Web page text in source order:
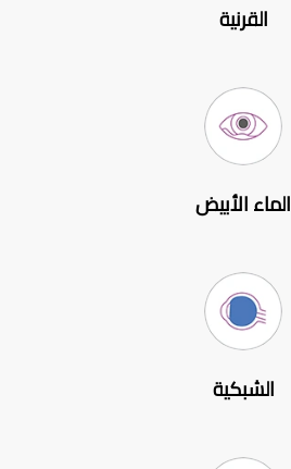
القرنية
الماء الأبيض
الشبكية